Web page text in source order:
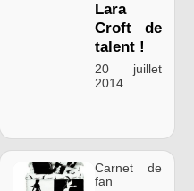
Lara
Croft de
talent !
20 juillet
2014
Carnet de
fan